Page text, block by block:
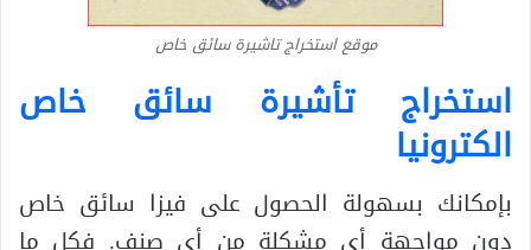
موقع استخراج تاشيرة سائق خاص
استخراج تأشيرة سائق خاص
الكترونيا
بإمكانك بسهولة الحصول على فيزا سائق خاص
دون مواجهة أي مشكلة من أي صنف. فكل ما